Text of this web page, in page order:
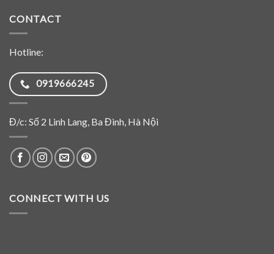
CONTACT
Hotline:
0919666245
Đ/c: Số 2 Linh Lang, Ba Đình, Hà Nội
CONNECT WITH US